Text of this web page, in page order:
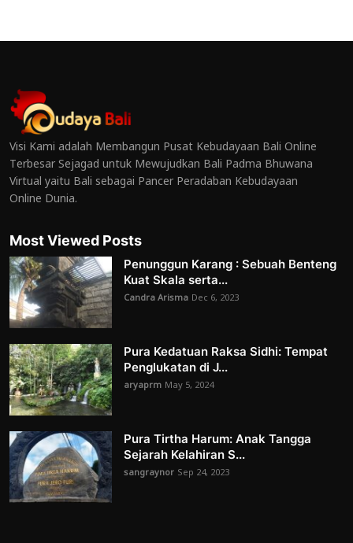
Visi Kami adalah Membangun Pusat Kebudayaan Bali Online
Terbesar Sejagad untuk Mewujudkan Bali Padma Bhuwana
Virtual yaitu Bali sebagai Pancer Peradaban Kebudayaan
Online Dunia.
Most Viewed Posts
Penunggun Karang : Sebuah Benteng
Kuat Skala serta...
Candra Arisma Dec 6, 2023
Pura Kedatuan Raksa Sidhi: Tempat
Penglukatan di J...
aryaprm May 5, 2024
Pura Tirtha Harum: Anak Tangga
Sejarah Kelahiran S...
sangraynor Sep 24, 2023